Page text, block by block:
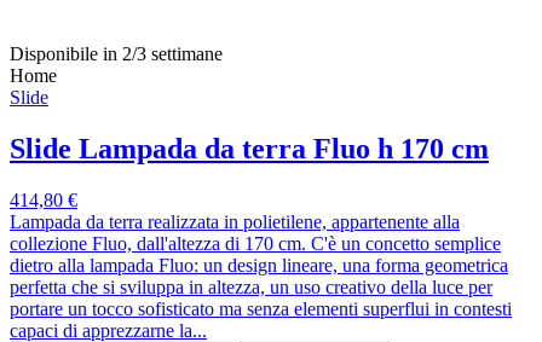
Disponibile in 2/3 settimane
Home
Slide
Slide Lampada da terra Fluo h 170 cm
414,80 €
Lampada da terra realizzata in polietilene, appartenente alla
collezione Fluo, dall'altezza di 170 cm. C'è un concetto semplice
dietro alla lampada Fluo: un design lineare, una forma geometrica
perfetta che si sviluppa in altezza, un uso creativo della luce per
portare un tocco sofisticato ma senza elementi superflui in contesti
capaci di apprezzarne la...